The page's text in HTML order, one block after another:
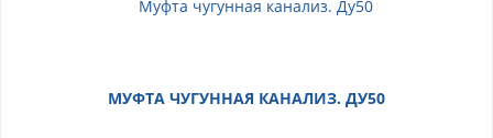
МУФТА ЧУГУННАЯ КАНАЛИЗ. ДУ50